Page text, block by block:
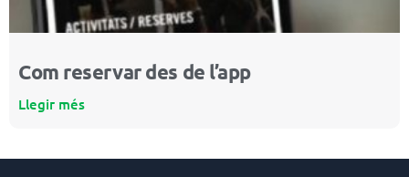
Com reservar des de l’app
Llegir més